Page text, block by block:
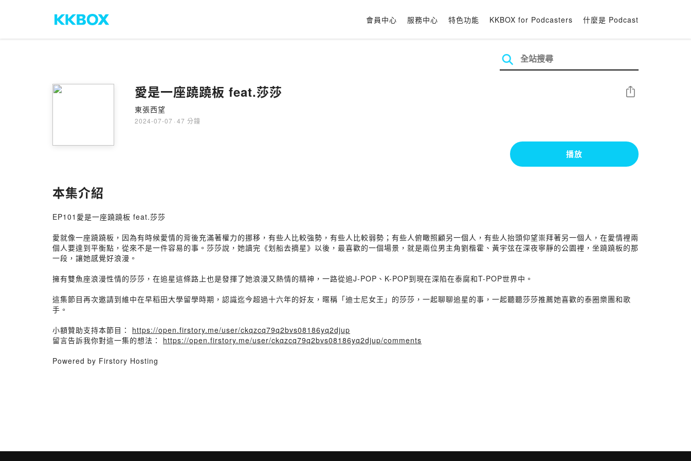
會員中心 服務中心 特色功能 KKBOX for Podcasters 什麼是 Podcast
愛是一座蹺蹺板 feat.莎莎
東張西望
2024-07-07 · 47 分鐘
分享
播放
本集介紹
EP101愛是一座蹺蹺板 feat.莎莎
愛就像一座蹺蹺板，因為有時候愛情的背後充滿著權力的挪移，有些人比較強勢，有些人比較弱勢；有些人俯瞰照顧另一個人，有些人抬頭仰望崇拜著另一個人，在愛情裡兩
個人要達到平衡點，從來不是一件容易的事。莎莎說，她讀完《划船去摘星》以後，最喜歡的一個場景，就是兩位男主角劉楷霍、黃宇弦在深夜寧靜的公園裡，坐蹺蹺板的那
一段，讓她感覺好浪漫。
擁有雙魚座浪漫性情的莎莎，在追星這條路上也是發揮了她浪漫又熱情的精神，一路從追J-POP、K-POP到現在深陷在泰腐和T-POP世界中。
這集節目再次邀請到維中在早稻田大學留學時期，認識迄今超過十六年的好友，暱稱「迪士尼女王」的莎莎，一起聊聊追星的事，一起聽聽莎莎推薦她喜歡的泰圈樂團和歌
手。
小額贊助支持本節目： https://open.firstory.me/user/ckqzcq79q2bvs08186yq2djup
留言告訴我你對這一集的想法： https://open.firstory.me/user/ckqzcq79q2bvs08186yq2djup/comments
Powered by Firstory Hosting